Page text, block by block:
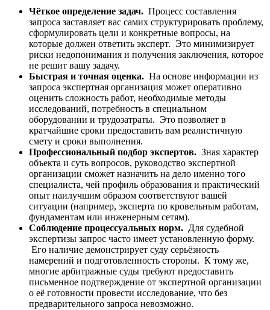
Чёткое определение задач. Процесс составления
запроса заставляет вас самих структурировать проблему,
сформулировать цели и конкретные вопросы, на
которые должен ответить эксперт. Это минимизирует
риски недопонимания и получения заключения, которое
не решит вашу задачу.
Быстрая и точная оценка. На основе информации из
запроса экспертная организация может оперативно
оценить сложность работ, необходимые методы
исследований, потребность в специальном
оборудовании и трудозатраты. Это позволяет в
кратчайшие сроки предоставить вам реалистичную
смету и сроки выполнения.
Профессиональный подбор экспертов. Зная характер
объекта и суть вопросов, руководство экспертной
организации сможет назначить на дело именно того
специалиста, чей профиль образования и практический
опыт наилучшим образом соответствуют вашей
ситуации (например, эксперта по кровельным работам,
фундаментам или инженерным сетям).
Соблюдение процессуальных норм. Для судебной
экспертизы запрос часто имеет установленную форму.
Его наличие демонстрирует суду серьёзность
намерений и подготовленность стороны. К тому же,
многие арбитражные суды требуют предоставить
письменное подтверждение от экспертной организации
о её готовности провести исследование, что без
предварительного запроса невозможно.